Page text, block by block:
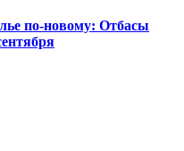
по-новому: Отбасы